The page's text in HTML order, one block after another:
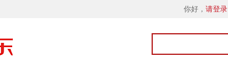
你好， 请登录